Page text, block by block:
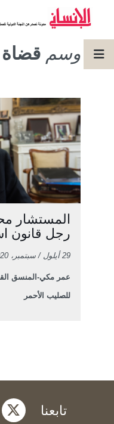
وسم
المستشار
رجل قانون
29 أيلول / سبتمبر، 2020
عمر مكي-المنسق
للصليب الأحمر
تابعنا